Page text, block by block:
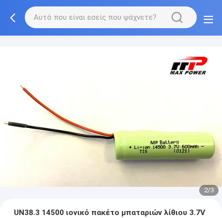
2/3
UN38.3 14500 ιονικό πακέτο μπαταριών λίθιου 3.7V